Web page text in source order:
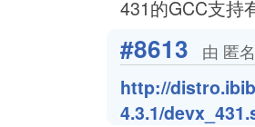
431的GCC支持
#8613 由 匿
http://
4.3.1/